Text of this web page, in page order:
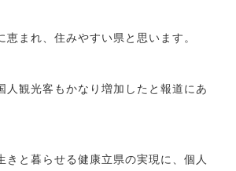
恵まれ、住みやすい県と思います。
人観光客もかなり増加したと報道にあ
きと暮らせる健康立県の実現に、個人